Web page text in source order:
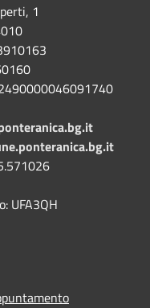
1
UFA3QH